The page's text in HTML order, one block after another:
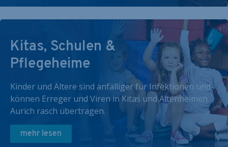
Kitas, Schulen &
Pflegeheime
Kinder und Ältere sind anfälliger für Infektionen und
können Erreger und Viren in Kitas und Altenheimen
Aurich rasch übertragen.
mehr lesen